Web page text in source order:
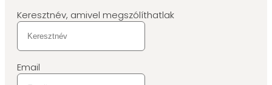
Keresztnév, amivel megszólíthatlak
Email